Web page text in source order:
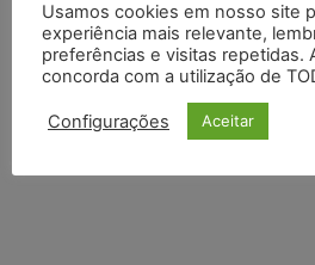
INSCREVER
Política de Privacidade
Usamos cookies em nosso site
experiência mais relevante,
preferências e visitas repetidas.
concorda com a utilização de
Configurações Aceitar